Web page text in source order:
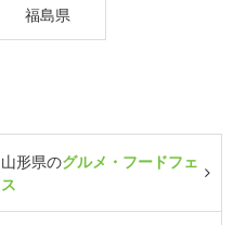
福島県
山形県のグルメ・フードフェ
ス